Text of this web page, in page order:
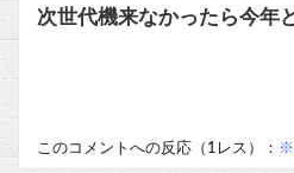
次世代機来なかったら今年
このコメントへの反応（1レス）：